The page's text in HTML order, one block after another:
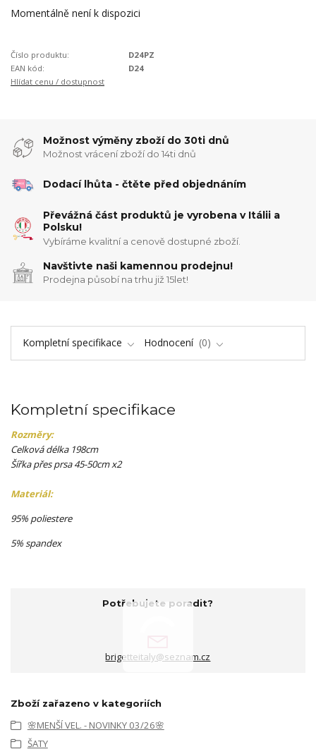
Momentálně není k dispozici
Číslo produktu:
D24PZ
EAN kód:
D24
Hlídat cenu / dostupnost
Možnost výměny zboží do 30ti dnů
Možnost vrácení zboží do 14ti dnů
Dodací lhůta - čtěte před objednáním
Převážná část produktů je vyrobena v Itálii a
Polsku!
Vybíráme kvalitní a cenově dostupné zboží.
Navštivte naši kamennou prodejnu!
Prodejna působí na trhu již 15let!
Kompletní specifikace Hodnocení 0
Kompletní specifikace
Rozměry:
Celková délka 198cm
Šířka přes prsa 45-50cm x2
Materiál:
95% poliestere
5% spandex
Potřebujete poradit?
brigetteitaly@seznam.cz
Zboží zařazeno v kategoriích
🌸MENŠÍ VEL. - NOVINKY 03/26🌸
ŠATY